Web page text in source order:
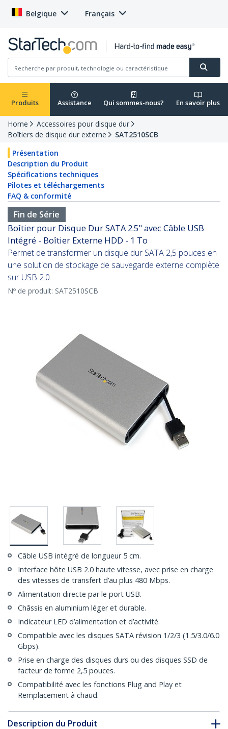
Belgique Français
Produits Assistance Qui sommes-nous? En savoir plus
Home
Accessoires pour disque dur
Boîtiers de disque dur externe
SAT2510SCB
Présentation
Description du Produit
Spécifications techniques
Pilotes et téléchargements
FAQ & conformité
Fin de Série
Boîtier pour Disque Dur SATA 2.5" avec Câble USB
Intégré - Boîtier Externe HDD - 1 To
Permet de transformer un disque dur SATA 2,5 pouces en
une solution de stockage de sauvegarde externe complète
sur USB 2.0.
Nº de produit: SAT2510SCB
Câble USB intégré de longueur 5 cm.
Interface hôte USB 2.0 haute vitesse, avec prise en charge
des vitesses de transfert d’au plus 480 Mbps.
Alimentation directe par le port USB.
Châssis en aluminium léger et durable.
Indicateur LED d’alimentation et d’activité.
Compatible avec les disques SATA révision 1/2/3 (1.5/3.0/6.0
Gbps).
Prise en charge des disques durs ou des disques SSD de
facteur de forme 2,5 pouces.
Compatibilité avec les fonctions Plug and Play et
Remplacement à chaud.
Description du Produit